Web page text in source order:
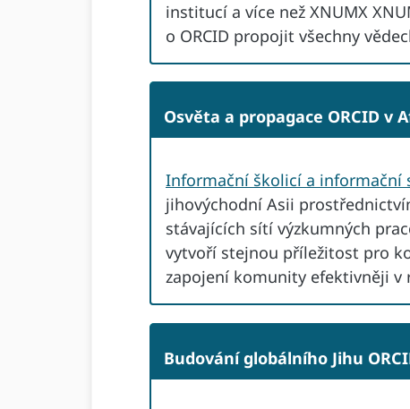
institucí a více než XNUMX
o ORCID propojit všechny
Osvěta a propagace ORCID v
Informační školicí a informační
jihovýchodní Asii
stávajících sítí výzkumných
vytvoří stejnou příležitost pro
zapojení komunity efektivněji v
Budování globálního Jihu